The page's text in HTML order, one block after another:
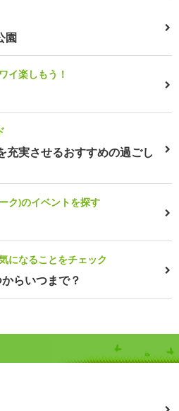
園
イ楽しもう！
充実させるおすすめの過ごし
ク)のイベントを探す
になることをチェック
らいつまで？